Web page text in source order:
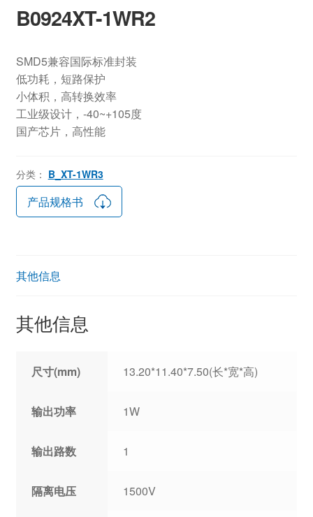
B0924XT-1WR2
SMD5兼容国际标准封装
低功耗，短路保护
小体积，高转换效率
工业级设计，-40~+105度
国产芯片，高性能
分类： B_XT-1WR3
产品规格书
其他信息
其他信息
尺寸(mm) 13.20*11.40*7.50(长*宽*高)
输出功率 1W
输出路数 1
隔离电压 1500V